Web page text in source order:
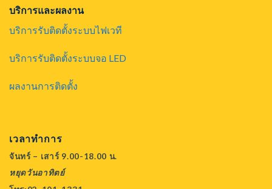
บริการและผลงาน
บริการรับติดตั้งระบบไฟเวที
บริการรับติดตั้งระบบจอ LED
ผลงานการติดตั้ง
เวลาทำการ
จันทร์ – เสาร์ 9.00-18.00 น.
หยุดวันอาทิตย์